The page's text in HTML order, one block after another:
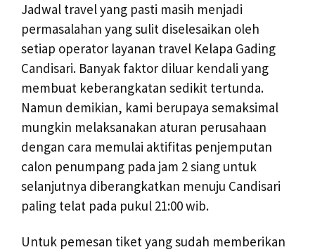
Jadwal travel yang pasti masih menjadi
permasalahan yang sulit diselesaikan oleh
setiap operator layanan travel Kelapa Gading
Candisari. Banyak faktor diluar kendali yang
membuat keberangkatan sedikit tertunda.
Namun demikian, kami berupaya semaksimal
mungkin melaksanakan aturan perusahaan
dengan cara memulai aktifitas penjemputan
calon penumpang pada jam 2 siang untuk
selanjutnya diberangkatkan menuju Candisari
paling telat pada pukul 21:00 wib.
Untuk pemesan tiket yang sudah memberikan